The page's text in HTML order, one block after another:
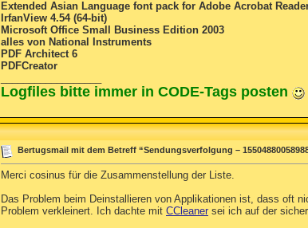
Extended Asian Language font pack for Adobe Acrobat
IrfanView 4.54 (64-bit)
Microsoft Office Small Business Edition 2003
alles von National Instruments
PDF Architect 6
PDFCreator
Logfiles bitte immer in CODE-Tags posten
Bertugsmail mit dem Betreff “Sendungsverfolgung –
Merci cosinus für die Zusammenstellung der Liste.
Das Problem beim Deinstallieren von Applikationen ist, dass oft
Problem verkleinert. Ich dachte mit CCleaner sei ich auf der